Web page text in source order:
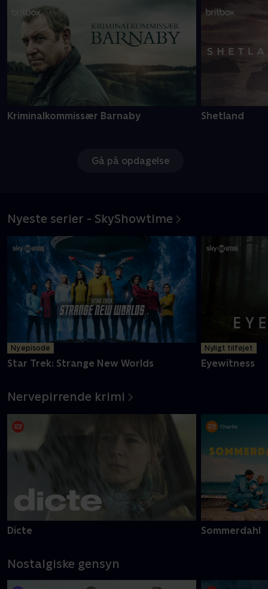
Kriminalkommissær Barnaby Shetland
Gå på opdagelse
Nyeste serier - SkyShowtime
Ny episode
Star Trek: Strange New Worlds
Nyligt tilføjet
Eyewitness
Nervepirrende krimi
Dicte Sommerdahl
Nostalgiske gensyn